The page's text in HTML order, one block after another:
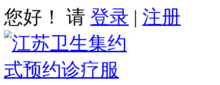
您好！ 请 登录 | 注册